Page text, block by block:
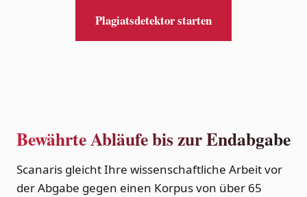
Plagiatsdetektor starten
Bewährte Abläufe bis zur Endabgabe
Scanaris gleicht Ihre wissenschaftliche Arbeit vor
der Abgabe gegen einen Korpus von über 65